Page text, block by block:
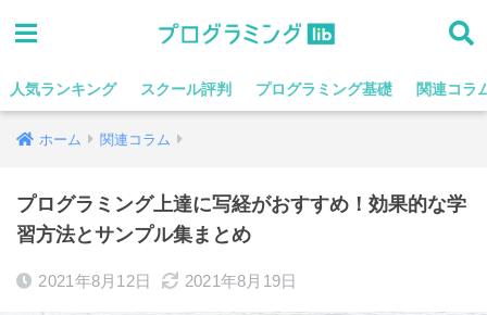
人気ランキング スクール評判 プログラミング基礎 関連コラ
ホーム 関連コラム
プログラミング上達に写経がおすすめ！効果的な学
習方法とサンプル集まとめ
2021年8月12日 2021年8月19日